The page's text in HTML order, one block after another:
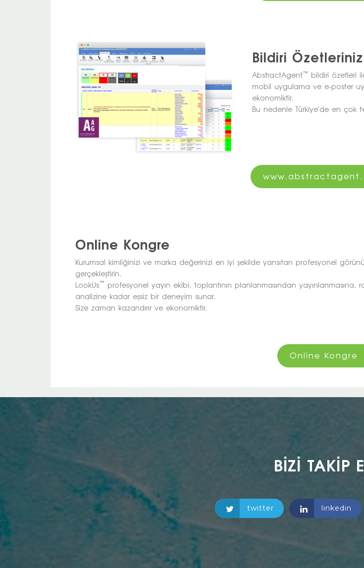
Bildiri
AbstractAgent™
bildiri özetleri
mobil uygulama ve e-poster
ekonomiktir.
Bu nedenle Türkiye'de en çok
Online Kongre
Kurumsal kimliğinizi ve marka değerinizi en iyi şekilde yansıtan profesyonel
gerçekleştirin.
LookUs™ profesyonel yayın ekibi, toplantının planlanmasından yayınlanmasına,
analizine kadar eşsiz bir deneyim sunar.
Size zaman kazandırır ve ekonomiktir.
Online Kongre
BİZİ TAKİP
twitter linkedin